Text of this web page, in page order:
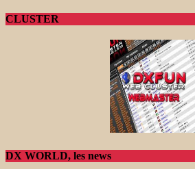
CLUSTER
DX WORLD, les news